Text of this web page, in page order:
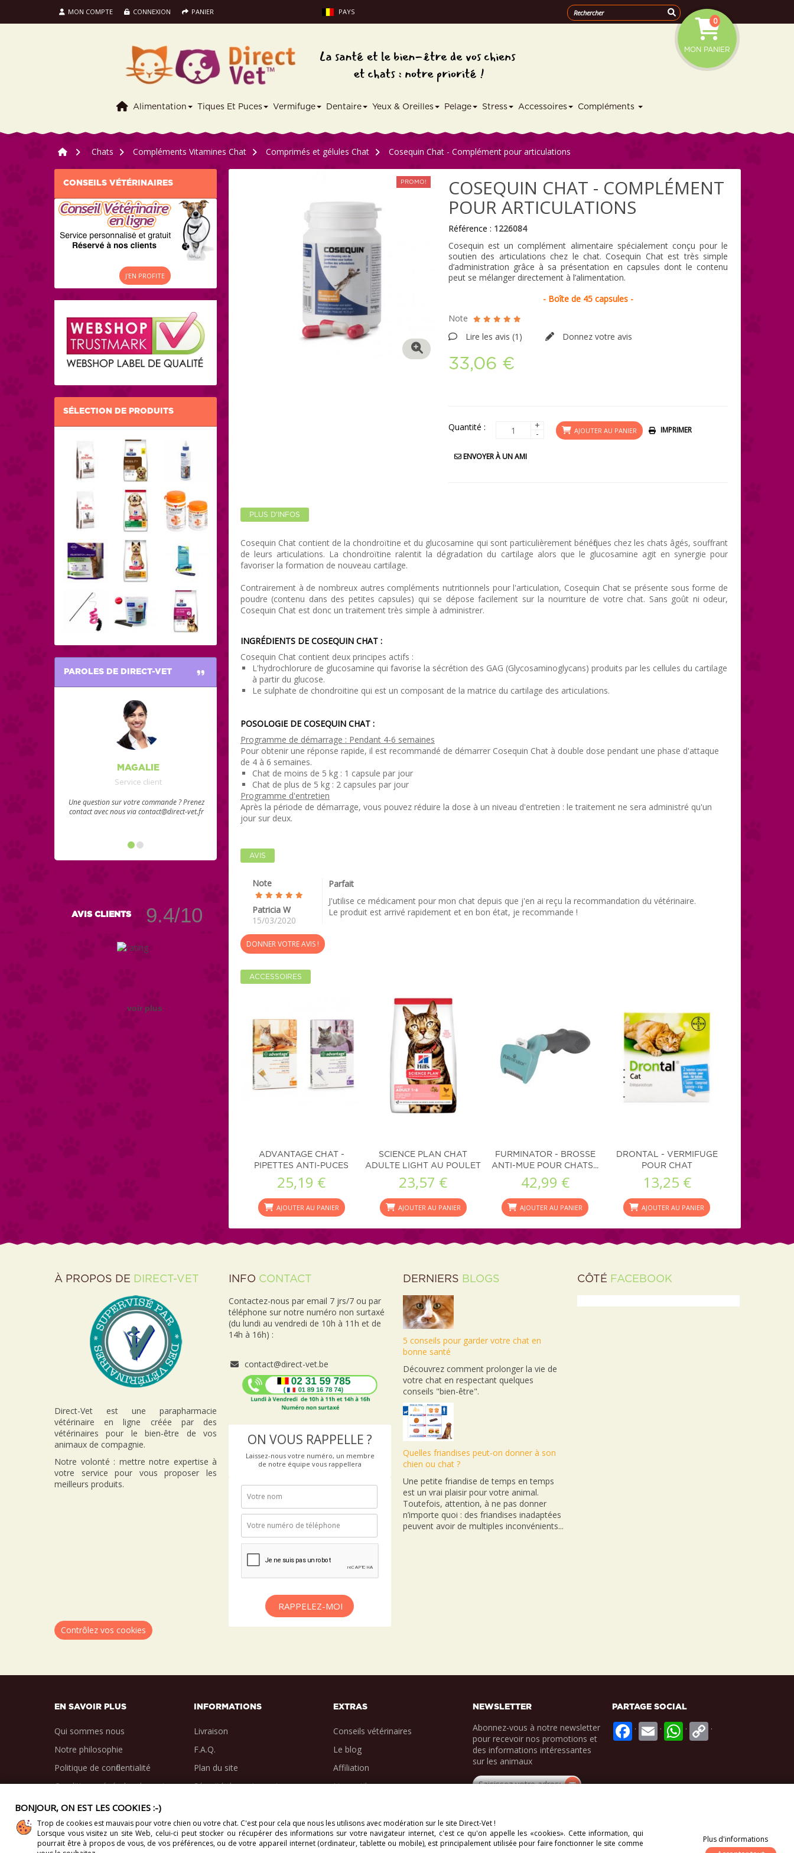
MON COMPTE CONNEXION PANIER PAYS
MON PANIER
0
Alimentation Tiques Et Puces Vermifuge Dentaire Yeux & Oreilles Pelage Stress Accessoires Compléments
> Chats > Compléments Vitamines Chat > Comprimés et gélules Chat > Cosequin Chat - Complément pour articulations
CONSEILS VÉTÉRINAIRES
J'EN PROFITE
SÉLECTION DE PRODUITS
PAROLES DE DIRECT-VET
MAGALIE
Service client
Une question sur votre commande ? Prenez
contact avec nous via contact@direct-vet.fr
AVIS CLIENTS 9.4/10
voir plus
PROMO!
COSEQUIN CHAT - COMPLÉMENT
POUR ARTICULATIONS
Référence : 1226084
Cosequin est un complément alimentaire spécialement conçu pour le
soutien des articulations chez le chat. Cosequin Chat est très simple
d’administration grâce à sa présentation en capsules dont le contenu
peut se mélanger directement à l’alimentation.
- Boîte de 45 capsules -
Note
Lire les avis (1 ) Donnez votre avis
33,06 €
Quantité : +
- AJOUTER AU PANIER IMPRIMER
ENVOYER À UN AMI
PLUS D'INFOS
Cosequin Chat contient de la chondroïtine et du glucosamine qui sont particulièrement bénéfiques chez les chats âgés, souffrant
de leurs articulations. La chondroïtine ralentit la dégradation du cartilage alors que le glucosamine agit en synergie pour
favoriser la formation de nouveau cartilage.
Contrairement à de nombreux autres compléments nutritionnels pour l'articulation, Cosequin Chat se présente sous forme de
poudre (contenu dans des petites capsules) qui se dépose facilement sur la nourriture de votre chat. Sans goût ni odeur,
Cosequin Chat est donc un traitement très simple à administrer.
INGRÉDIENTS DE COSEQUIN CHAT :
Cosequin Chat contient deux principes actifs :
L'hydrochlorure de glucosamine qui favorise la sécrétion des GAG (Glycosaminoglycans) produits par les cellules du cartilage
à partir du glucose.
Le sulphate de chondroitine qui est un composant de la matrice du cartilage des articulations.
POSOLOGIE DE COSEQUIN CHAT :
Programme de démarrage : Pendant 4-6 semaines
Pour obtenir une réponse rapide, il est recommandé de démarrer Cosequin Chat à double dose pendant une phase d'attaque
de 4 à 6 semaines.
Chat de moins de 5 kg : 1 capsule par jour
Chat de plus de 5 kg : 2 capsules par jour
Programme d'entretien
Après la période de démarrage, vous pouvez réduire la dose à un niveau d'entretien : le traitement ne sera administré qu'un
jour sur deux.
AVIS
Note
Patricia W
15/03/2020
Parfait
J'utilise ce médicament pour mon chat depuis que j'en ai reçu la recommandation du vétérinaire.
Le produit est arrivé rapidement et en bon état, je recommande !
DONNER VOTRE AVIS !
ACCESSOIRES
ADVANTAGE CHAT -
PIPETTES ANTI-PUCES
25,19 €
AJOUTER AU PANIER
SCIENCE PLAN CHAT
ADULTE LIGHT AU POULET
-...
23,57 €
AJOUTER AU PANIER
FURMINATOR - BROSSE
ANTI-MUE POUR CHATS...
42,99 €
AJOUTER AU PANIER
DRONTAL - VERMIFUGE
POUR CHAT
13,25 €
AJOUTER AU PANIER
À PROPOS DE DIRECT-VET
Direct-Vet est une parapharmacie
vétérinaire en ligne créée par des
vétérinaires pour le bien-être de vos
animaux de compagnie.
Notre volonté : mettre notre expertise à
votre service pour vous proposer les
meilleurs produits.
INFO CONTACT
Contactez-nous par email 7 jrs/7 ou par
téléphone sur notre numéro non surtaxé
(du lundi au vendredi de 10h à 11h et de
14h à 16h) :
contact@direct-vet.be
ON VOUS RAPPELLE ?
Laissez-nous votre numéro, un membre
de notre équipe vous rappellera
RAPPELEZ-MOI
DERNIERS BLOGS
5 conseils pour garder votre chat en
bonne santé
Découvrez comment prolonger la vie de
votre chat en respectant quelques
conseils "bien-être".
Quelles friandises peut-on donner à son
chien ou chat ?
Une petite friandise de temps en temps
est un vrai plaisir pour votre animal.
Toutefois, attention, à ne pas donner
n’importe quoi : des friandises inadaptées
peuvent avoir de multiples inconvénients...
CÔTÉ FACEBOOK
Contrôlez vos cookies
EN SAVOIR PLUS
Qui sommes nous
Notre philosophie
Politique de confidentialité
Conditions générales de vente
INFORMATIONS
Livraison
F.A.Q.
Plan du site
Sécurité des paiements
EXTRAS
Conseils vétérinaires
Le blog
Affiliation
Liens utiles
NEWSLETTER
Abonnez-vous à notre newsletter
pour recevoir nos promotions et
des informations intéressantes
sur les animaux
PARTAGE SOCIAL
. . . .
Copyright 2012-2026. Direct-Vet BV. Tous droits réservés.
BONJOUR, ON EST LES COOKIES :-)
Trop de cookies est mauvais pour votre chien ou votre chat. C'est pour cela que nous les utilisons avec modération sur le site Direct-Vet !
Lorsque vous visitez un site Web, celui-ci peut stocker ou récupérer des informations sur votre navigateur internet, c'est ce qu'on appelle les «cookies». Cette information, qui
pourrait être à propos de vous, de vos préférences, ou de votre appareil internet (ordinateur, tablette ou mobile), est principalement utilisée pour faire fonctionner le site comme
Plus d'informations